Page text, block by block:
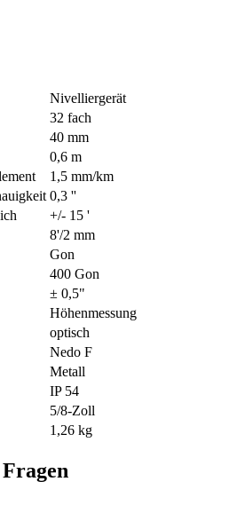
Nivelliergerät
32 fach
40 mm
0,6 m
1,5 mm/km
0,3 ''
+/- 15 '
8'/2 mm
Gon
400 Gon
± 0,5"
Höhenmessung
optisch
Nedo F
Metall
IP 54
5/8-Zoll
1,26 kg